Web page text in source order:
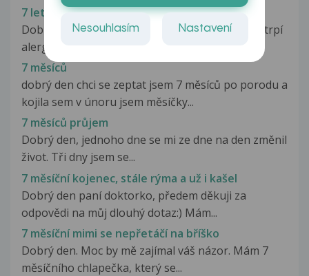
7 leté dítě a Aerius 5mg
Dobrý den paní doktorko, syn pravděpodobně trpí
alergií na pyly. Na alergologii...
7 měsíců
dobrý den chci se zeptat jsem 7 měsíců po porodu a
kojila sem v únoru jsem měsíčky...
7 měsíců průjem
Dobrý den, jednoho dne se mi ze dne na den změnil
život. Tři dny jsem se...
7 měsíční kojenec, stále rýma a už i kašel
Dobrý den paní doktorko, předem děkuji za
odpovědi na můj dlouhý dotaz:) Mám...
7 měsíční mimi se nepřetáčí na bříško
Dobrý den. Moc by mě zajímal váš názor. Mám 7
měsíčního chlapečka, který se...
Nesouhlasím Nastavení